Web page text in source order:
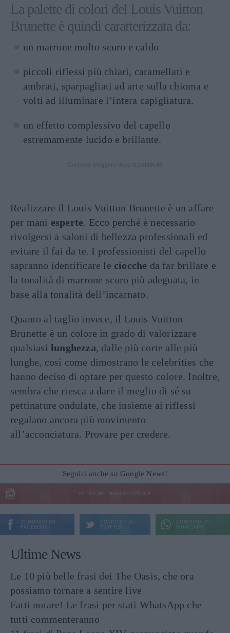
La palette di colori del Louis Vuitton
Brunette è quindi caratterizzata da:
un marrone molto scuro e caldo
piccoli riflessi più chiari, caramellati e
ambrati, sparpagliati ad arte sulla chioma e
volti ad illuminare l’intera capigliatura.
un effetto complessivo del capello
estremamente lucido e brillante.
Realizzare il Louis Vuitton Brunette è un affare
per mani esperte. Ecco perché è necessario
rivolgersi a saloni di bellezza professionali ed
evitare il fai da te. I professionisti del capello
sapranno identificare le ciocche da far brillare e
la tonalità di marrone scuro più adeguata, in
base alla tonalità dell’incarnato.
Quanto al taglio invece, il Louis Vuitton
Brunette è un colore in grado di valorizzare
qualsiasi lunghezza, dalle più corte alle più
lunghe, così come dimostrano le celebrities che
hanno deciso di optare per questo colore. Inoltre,
sembra che riesca a dare il meglio di sé su
pettinature ondulate, che insieme ai riflessi
regalano ancora più movimento
all’acconciatura. Provare per credere.
Seguici anche su Google News!
ENTRA NEL NOSTRO CANALE
CONDIVIDI SU
FACEBOOK
CONDIVIDI SU
TWITTER
CONDIVIDI SU
WHATSAPP
Ultime News
Le 10 più belle frasi dei The Oasis, che ora
possiamo tornare a sentire live
Fatti notare! Le frasi per stati WhatsApp che
tutti commenteranno